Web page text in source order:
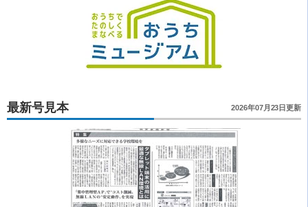
最新号見本 2026年07月23日更新